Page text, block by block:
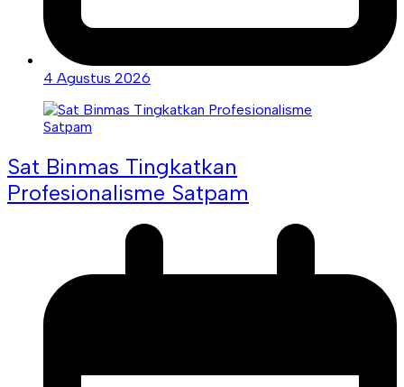
4 Agustus 2026
Sat Binmas Tingkatkan
Profesionalisme Satpam